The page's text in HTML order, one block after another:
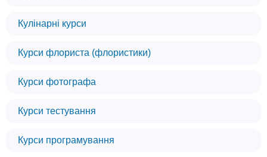
Кулінарні курси
Курси флориста (флористики)
Курси фотографа
Курси тестування
Курси програмування